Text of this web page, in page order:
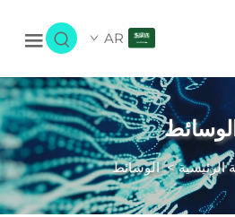
AR
الرئيسية>الوسائط